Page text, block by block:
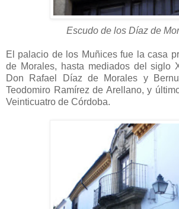
Escudo de los Díaz de
El palacio de los Muñices fue la casa
de Morales, hasta mediados del siglo
Don Rafael Díaz de Morales y
Teodomiro Ramírez de Arellano, y
Veinticuatro de Córdoba.